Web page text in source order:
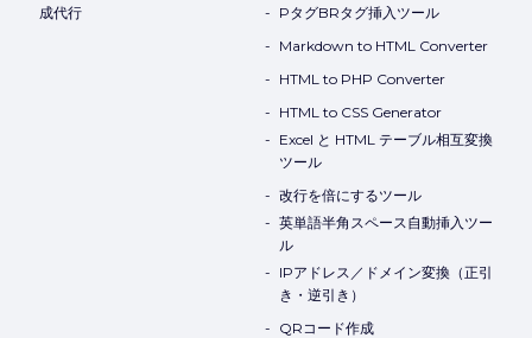
成代行
PタグBRタグ挿入ツール
Markdown to HTML Converter
HTML to PHP Converter
HTML to CSS Generator
Excel と HTML テーブル相互変換
ツール
改行を倍にするツール
英単語半角スペース自動挿入ツー
ル
IPアドレス／ドメイン変換（正引
き・逆引き）
QRコード作成